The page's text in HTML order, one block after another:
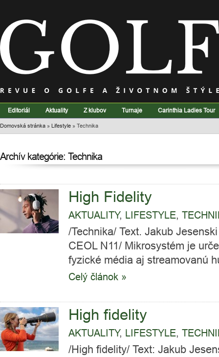
Editoriál Aktuality Z klubov Turnaje Carinthia Ladies Tour
Domovská stránka » Lifestyle » Technika
Archív kategórie: Technika
High Fidelity
AKTUALITY, LIFESTYLE,
/Technika/ Text. Jakub
CEOL N11/ Mikrosystém je
fyzické média aj streamovanú
Celý článok »
High fidelity
AKTUALITY, LIFESTYLE,
/High fidelity/ Text: Jakub